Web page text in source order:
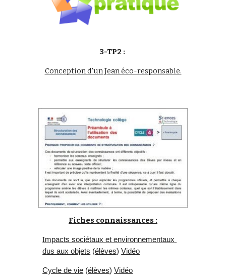
3-TP2 :
Conception d'un Jean éco-responsable.
Fiches connaissances :
Impacts sociétaux et environnementaux
dus aux objets (élèves) Vidéo
Cycle de vie (élèves) Vidéo